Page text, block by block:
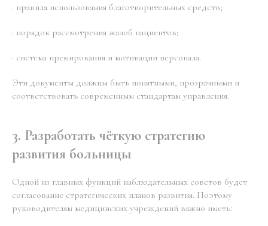
· правила использования благотворительных средств;
· порядок рассмотрения жалоб пациентов;
· система премирования и мотивации персонала.
Эти документы должны быть понятными, прозрачными и
соответствовать современным стандартам управления.
3. Разработать чёткую стратегию
развития больницы
Одной из главных функций наблюдательных советов будет
согласование стратегических планов развития. Поэтому
руководителям медицинских учреждений важно иметь: